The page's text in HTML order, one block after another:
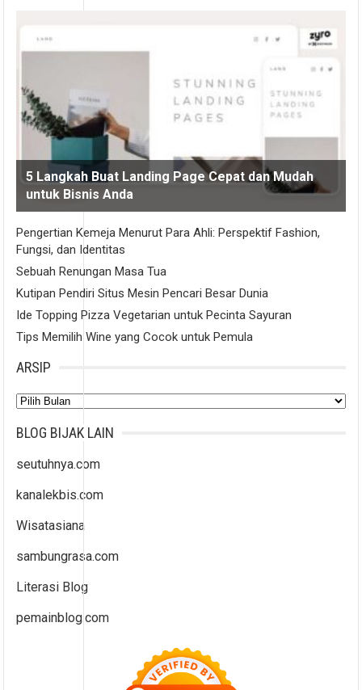
5 Langkah Buat Landing Page Cepat dan Mudah
untuk Bisnis Anda
Pengertian Kemeja Menurut Para Ahli: Perspektif Fashion,
Fungsi, dan Identitas
Sebuah Renungan Masa Tua
Kutipan Pendiri Situs Mesin Pencari Besar Dunia
Ide Topping Pizza Vegetarian untuk Pecinta Sayuran
Tips Memilih Wine yang Cocok untuk Pemula
ARSIP
Arsip
BLOG BIJAK LAIN
seutuhnya.com
kanalekbis.com
Wisatasiana
sambungrasa.com
Literasi Blog
pemainblog.com